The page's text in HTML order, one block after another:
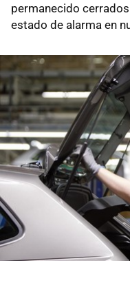
permanecido
estado de alarma en